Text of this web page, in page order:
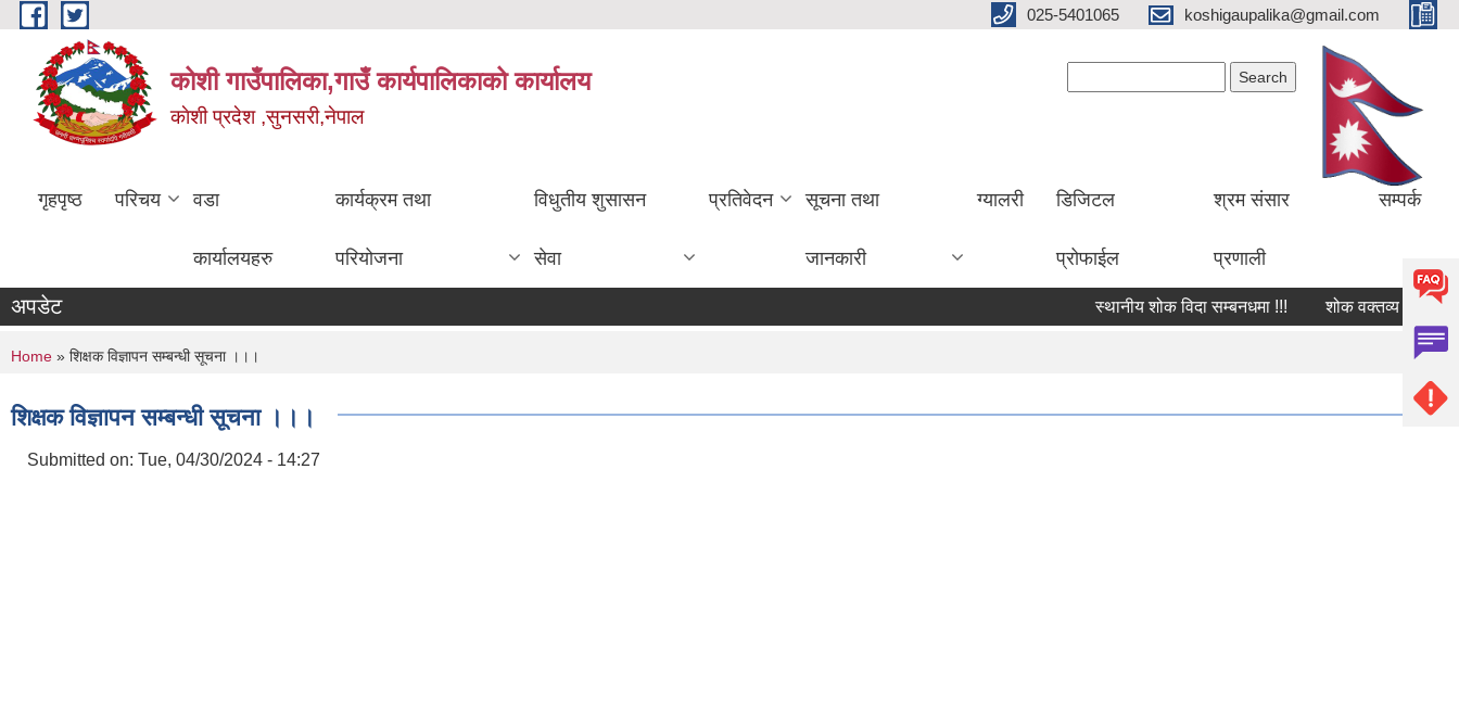
Skip to main content 025-5401065 koshigaupalika@gmail.com
कोशी गाउँपालिका,गाउँ कार्यपालिकाको कार्यालय
काेशी प्रदेश ,सुनसरी,नेपाल
गृहपृष्ठ परिचय वडा
कार्यालयहरु
कार्यक्रम तथा
परियोजना
विधुतीय शुसासन
सेवा
प्रतिवेदन सूचना तथा
जानकारी
ग्यालरी डिजिटल
प्रोफाईल
श्रम संसार
प्रणाली
सम्पर्क
अपडेट स्थानीय शोक विदा सम्बनधमा !!! शोक वक्तव्य
You are here
Home » शिक्षक विज्ञापन सम्बन्धी सूचना ।।।
शिक्षक विज्ञापन सम्बन्धी सूचना ।।।
Submitted on: Tue, 04/30/2024 - 14:27